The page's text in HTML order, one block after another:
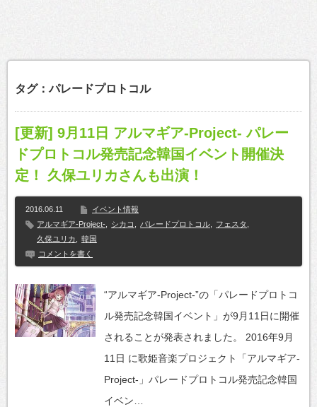
タグ：パレードプロトコル
[更新] 9月11日 アルマギア-Project- パレー
ドプロトコル発売記念韓国イベント開催決
定！ 久保ユリカさんも出演！
2016.06.11
イベント情報
アルマギア-Project-
シカコ パレードプロトコル フェスタ
久保ユリカ
韓国
コメントを書く
“アルマギア-Project-”の「パレードプロトコ
ル発売記念韓国イベント」が9月11日に開催
されることが発表されました。 2016年9月
11日 に歌姫音楽プロジェクト「アルマギア-
Project-」パレードプロトコル発売記念韓国
イベン…